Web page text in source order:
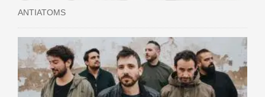
ANTIATOMS